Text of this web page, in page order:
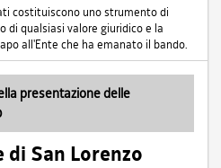
costituiscono uno strumento di
di qualsiasi valore giuridico e la
all'Ente che ha emanato il bando.
presentazione delle
di San Lorenzo